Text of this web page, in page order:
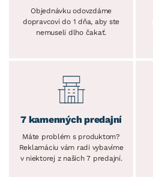
Objednávku odovzdáme
dopravcovi do 1 dňa, aby ste
nemuseli dlho čakať.
7 kamenných predajní
Máte problém s produktom?
Reklamáciu vám radi vybavíme
v niektorej z našich 7 predajní.